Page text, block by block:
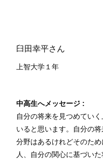
臼田幸平さん
上智大学１ 年
中高生へメッセージ :
自分の将来を見つめてい
いると思います。自分の
分野はあるけれどそのた
人、自分の関心に基づい